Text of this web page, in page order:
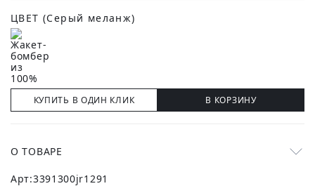
ЦВЕТ (Серый меланж)
КУПИТЬ В ОДИН КЛИК В КОРЗИНУ
О ТОВАРЕ
Арт:3391300jr1291